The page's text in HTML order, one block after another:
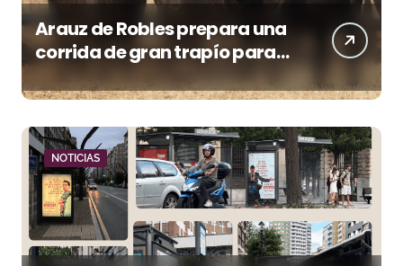
Arauz de Robles prepara una
corrida de gran trapío para
la despedida de Víctor Puerto
en Ciudad Real (Vídeo)
NOTICIAS